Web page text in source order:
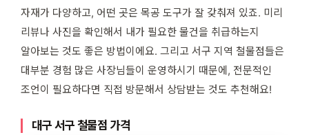
자재가 다양하고, 어떤 곳은 목공 도구가 잘 갖춰져 있죠. 미리
리뷰나 사진을 확인해서 내가 필요한 물건을 취급하는지
알아보는 것도 좋은 방법이에요. 그리고 서구 지역 철물점들은
대부분 경험 많은 사장님들이 운영하시기 때문에, 전문적인
조언이 필요하다면 직접 방문해서 상담받는 것도 추천해요!
대구 서구 철물점 가격